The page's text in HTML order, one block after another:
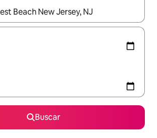
estén disponibles, navega con las
Buscar